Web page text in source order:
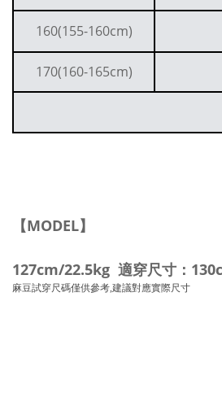
160(155-160cm)
170(160-165cm)
【MODEL】
127cm/22.5kg 適穿尺寸：
麻豆試穿尺碼僅供參考,建議對應實際尺寸